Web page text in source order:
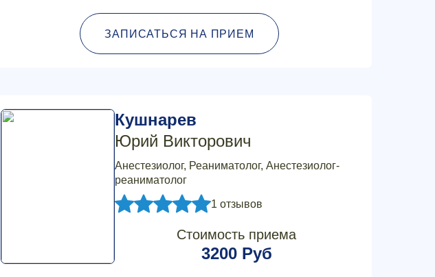
ЗАПИСАТЬСЯ НА ПРИЕМ
Кушнарев
Юрий Викторович
Анестезиолог, Реаниматолог, Анестезиолог-
реаниматолог
1 отзывов
Стоимость приема
3200 Руб